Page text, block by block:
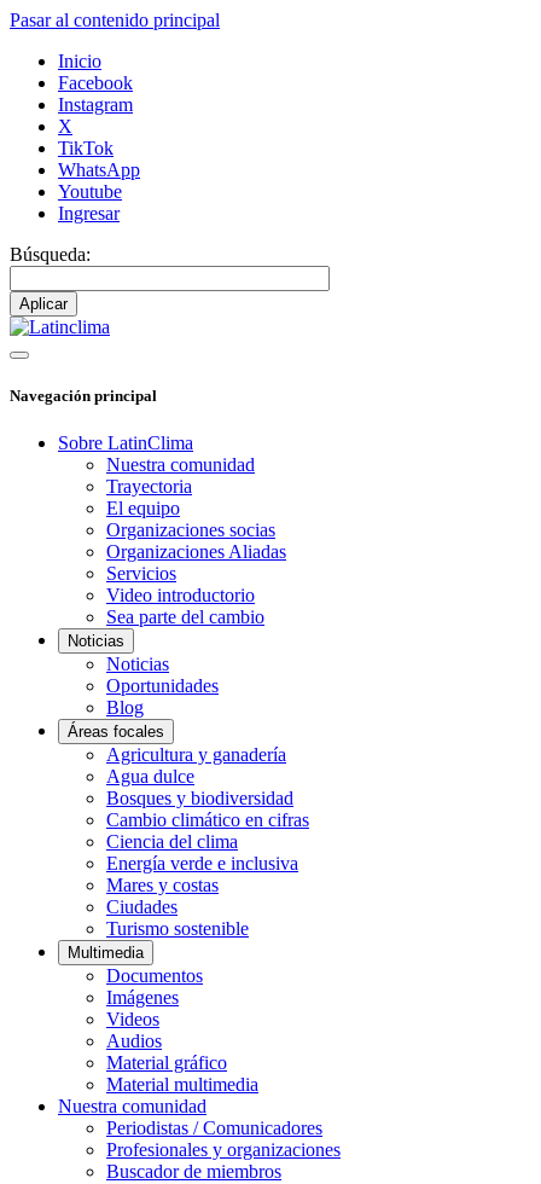
Pasar al contenido principal
Inicio
Facebook
Instagram
X
TikTok
WhatsApp
Youtube
Ingresar
Búsqueda:
Navegación principal
Sobre LatinClima
Nuestra comunidad
Trayectoria
El equipo
Organizaciones socias
Organizaciones Aliadas
Servicios
Video introductorio
Sea parte del cambio
Noticias
Noticias
Oportunidades
Blog
Áreas focales
Agricultura y ganadería
Agua dulce
Bosques y biodiversidad
Cambio climático en cifras
Ciencia del clima
Energía verde e inclusiva
Mares y costas
Ciudades
Turismo sostenible
Multimedia
Documentos
Imágenes
Videos
Audios
Material gráfico
Material multimedia
Nuestra comunidad
Periodistas / Comunicadores
Profesionales y organizaciones
Buscador de miembros